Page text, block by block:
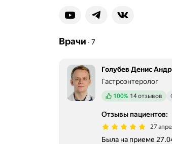
Врачи ∙ 7
Голубев Денис
Гастроэнтеролог
Положительных
100% 14 отзывов
Отзывы пациентов:
27
Была на приеме